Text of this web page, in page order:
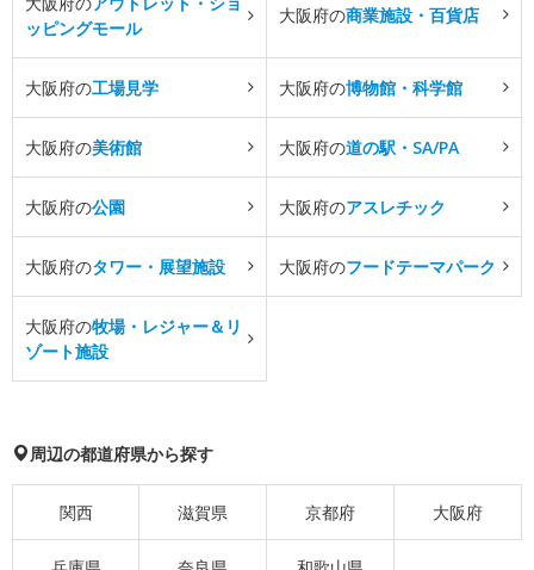
ッピングモール
大阪府の商業施設・百貨店
大阪府の工場見学 大阪府の博物館・科学館
大阪府の美術館 大阪府の道の駅・SA/PA
大阪府の公園 大阪府のアスレチック
大阪府のタワー・展望施設 大阪府のフードテーマパーク
大阪府の牧場・レジャー＆リ
ゾート施設
周辺の都道府県から探す
関西 滋賀県 京都府 大阪府